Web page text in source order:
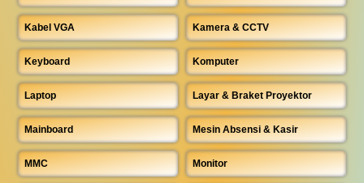
Kabel VGA Kamera & CCTV
Keyboard Komputer
Laptop Layar & Braket Proyektor
Mainboard Mesin Absensi & Kasir
MMC Monitor